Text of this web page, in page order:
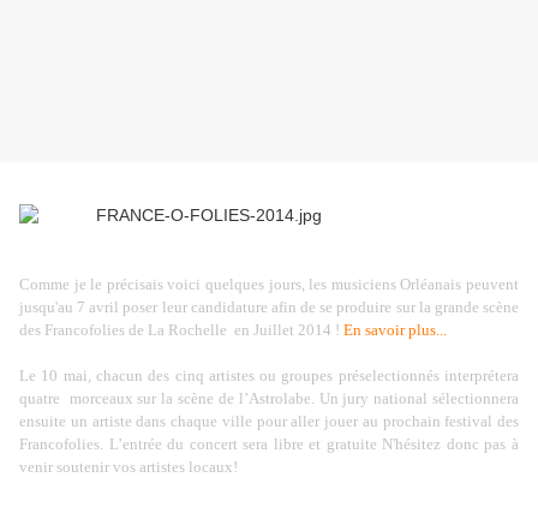
Comme je le précisais voici quelques jours, les musiciens Orléanais peuvent
jusqu'au 7 avril poser leur candidature afin de se produire sur la grande scène
des Francofolies de La Rochelle en Juillet 2014 ! En savoir plus...
Le 10 mai, chacun des cinq artistes ou groupes préselectionnés interprétera
quatre
morceaux sur la scène de l’Astrolabe. Un jury national sélectionnera
ensuite un artiste dans chaque ville pour aller jouer au prochain festival des
Francofolies. L’entrée du concert sera libre et gratuite N'hésitez donc pas à
venir soutenir vos artistes locaux!